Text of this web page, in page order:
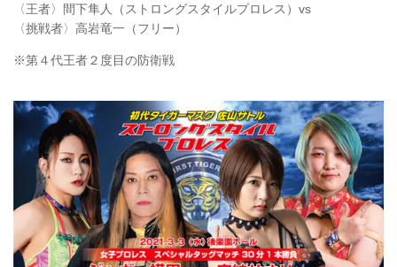
〈王者〉間下隼人（ストロングスタイルプロレス）vs
〈挑戦者〉高岩竜一（フリー）
※第４代王者２度目の防衛戦